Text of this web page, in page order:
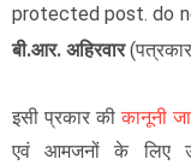
protected post. do
बी.आर. अहिरवार (
इसी प्रकार कीकानूनी
एवं आमजनों के लिए